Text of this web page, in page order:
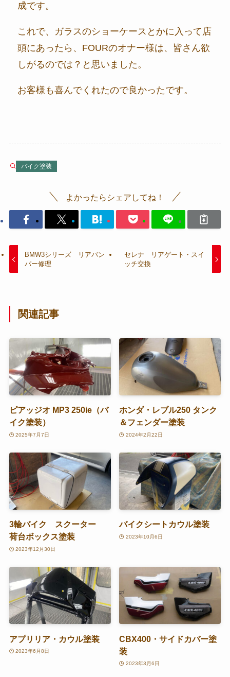
成です。
これで、ガラスのショーケースとかに入って店
頭にあったら、FOURのオナー様は、皆さん欲
しがるのでは？と思いました。
お客様も喜んでくれたので良かったです。
バイク塗装
よかったらシェアしてね！
BMW3シリーズ リアバン
パー修理
セレナ リアゲート・スイ
ッチ交換
関連記事
ピアッジオ MP3 250ie（バ
イク塗装）
2025年7月7日
ホンダ・レブル250 タンク
＆フェンダー塗装
2024年2月22日
3輪バイク スクーター
荷台ボックス塗装
2023年12月30日
バイクシートカウル塗装
2023年10月6日
アプリリア・カウル塗装
2023年6月8日
CBX400・サイドカバー塗
装
2023年3月6日